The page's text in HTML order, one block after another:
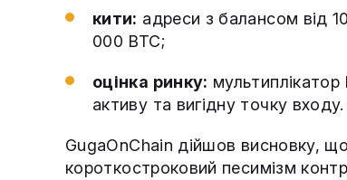
кити: адреси з балансом від
000 BTC;
оцінка ринку:
активу та вигідну точку входу.
GugaOnChain дійшов висновку,
короткостроковий песимізм